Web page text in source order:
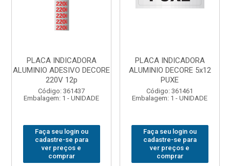
PLACA INDICADORA
ALUMINIO ADESIVO DECORE
220V 12p
Código: 361437
Embalagem: 1 - UNIDADE
Faça seu login ou
cadastre-se para
ver preços e
comprar
PLACA INDICADORA
ALUMINIO DECORE 5x12
PUXE
Código: 361461
Embalagem: 1 - UNIDADE
Faça seu login ou
cadastre-se para
ver preços e
comprar